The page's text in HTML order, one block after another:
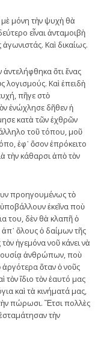
μὲ μόνη τὴν ψυχὴ θὰ
εἶναι ἀνταμοιβὴ
Καὶ δικαίως.
ὅτι ἕνας
λογισμούς. Καὶ ἐπειδὴ
πῆγε στὸ
ἐνώχλησε δῆθεν ἡ
κατὰ τῶν ἐχθρῶν
τοῦ τόπου, μοῦ
ἐφ᾿ ὅσον ἐπρόκειτο
τὴν κάθαρσι ἀπὸ τὸν
προηγουμένως τὸ
ἐκεῖνα ποὺ
του, δὲν θὰ κλαπῆ ὁ
ὅλους ὁ δαίμων τῆς
ἡγεμόνα νοῦ κάνει νὰ
ἀνθρώπων, ποὺ
ὅταν ὁ νοῦς
τὸν ἴδιο τὸν ἑαυτό μας
καὶ τὰ κινήματά μας,
πώρωσι. Ἔτσι πολλὲς
τὴν